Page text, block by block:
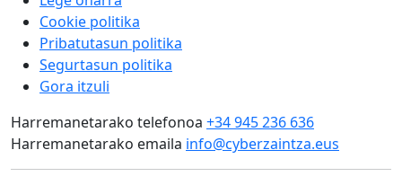
Cookie politika
Pribatutasun politika
Segurtasun politika
Gora itzuli
Harremanetarako telefonoa +34 945 236 636
Harremanetarako emaila info@cyberzaintza.eus